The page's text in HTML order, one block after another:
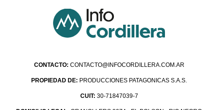
CONTACTO: CONTACTO@INFOCORDILLERA.COM.AR
PROPIEDAD DE: PRODUCCIONES PATAGONICAS S.A.S.
CUIT: 30-71847039-7